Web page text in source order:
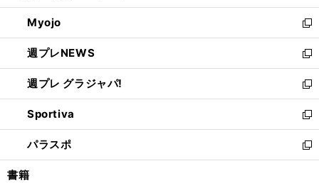
開
く
ウ
で
開
く
ン
ド
ウ
で
開
く
ウ
ィ
ン
ド
ウ
で
開
く
Myojo
新
し
い
ウ
ィ
ン
ド
ウ
で
開
週プレNEWS
新
し
い
ウ
ィ
ン
ド
ウ
週プレ グラジャパ!
新
し
い
ウ
ィ
ン
Sportiva
新
し
い
ウ
パラスポ
新
し
書籍